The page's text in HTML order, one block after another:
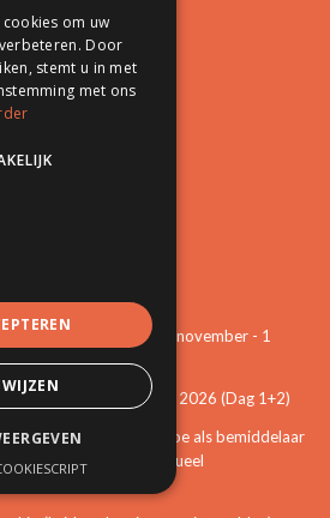
(online)
opleiding
stem van het kind - 30-november - 1
- 18+19 november 2026 (Dag 1+2)
verkenning over hoe als bemiddelaar
voorkomen van seksueel
om uw
Door
stemt u in met
met ons